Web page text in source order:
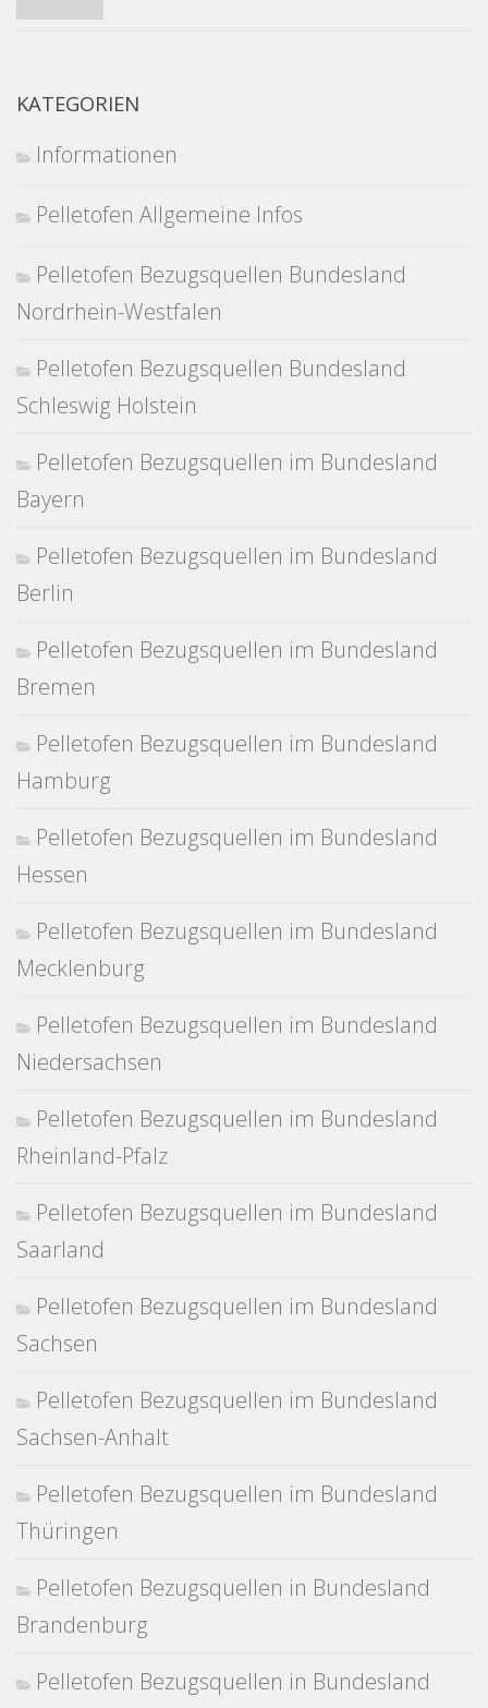
KATEGORIEN
Informationen
Pelletofen Allgemeine Infos
Pelletofen Bezugsquellen Bundesland
Nordrhein-Westfalen
Pelletofen Bezugsquellen Bundesland
Schleswig Holstein
Pelletofen Bezugsquellen im Bundesland
Bayern
Pelletofen Bezugsquellen im Bundesland
Berlin
Pelletofen Bezugsquellen im Bundesland
Bremen
Pelletofen Bezugsquellen im Bundesland
Hamburg
Pelletofen Bezugsquellen im Bundesland
Hessen
Pelletofen Bezugsquellen im Bundesland
Mecklenburg
Pelletofen Bezugsquellen im Bundesland
Niedersachsen
Pelletofen Bezugsquellen im Bundesland
Rheinland-Pfalz
Pelletofen Bezugsquellen im Bundesland
Saarland
Pelletofen Bezugsquellen im Bundesland
Sachsen
Pelletofen Bezugsquellen im Bundesland
Sachsen-Anhalt
Pelletofen Bezugsquellen im Bundesland
Thüringen
Pelletofen Bezugsquellen in Bundesland
Brandenburg
Pelletofen Bezugsquellen in Bundesland